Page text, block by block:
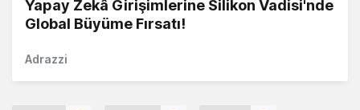
Yapay Zekâ Girişimlerine Silikon Vadisi'nde
Global Büyüme Fırsatı!
Adrazzi